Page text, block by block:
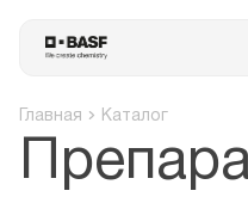
Главная Каталог